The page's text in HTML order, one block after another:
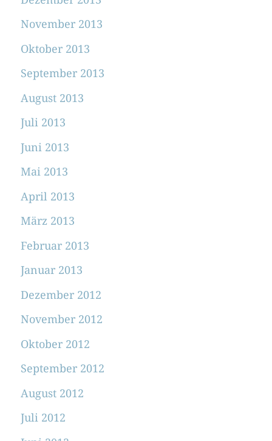
November 2013
Oktober 2013
September 2013
August 2013
Juli 2013
Juni 2013
Mai 2013
April 2013
März 2013
Februar 2013
Januar 2013
Dezember 2012
November 2012
Oktober 2012
September 2012
August 2012
Juli 2012